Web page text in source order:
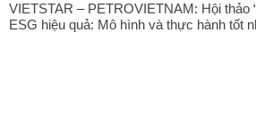
VIETSTAR – PETROVIETNAM: Hội thảo
ESG hiệu quả: Mô hình và thực hành tốt